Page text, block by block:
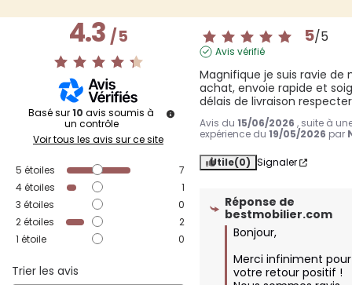
4.3/5
Basé sur10 avis soumis à
un contrôle
Voir tous les avis sur ce site
5 étoiles
7
4étoiles
1
3 étoiles
0
2étoiles
2
1 étoile 0
Trier les avis
5/5
Avis vérifié
Magnifique je suis ravie de
achat, envoie rapide et
délais de livraison
Avis du15/06/2026 , suite à
expérience du19/05/2026 par
Utile(0) Signaler
Réponse de
bestmobilier.com
Bonjour,
Merci infiniment pour
votre retour positif !